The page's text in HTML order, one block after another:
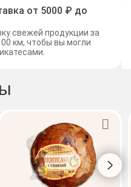
от 5000 ₽ до
свежей продукции за
км, чтобы вы могли